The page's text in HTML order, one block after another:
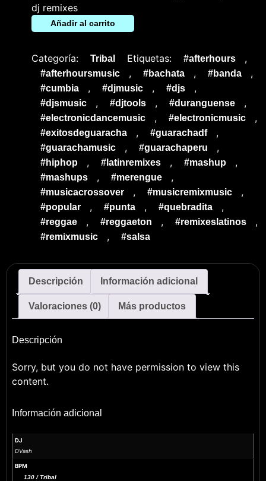
dj remixes
Añadir al carrito
Categoría: Tribal Etiquetas: #afterhours ,
#afterhoursmusic , #bachata , #banda ,
#cumbia , #djmusic , #djs ,
#djsmusic , #djtools , #duranguense ,
#electronicdancemusic , #electronicmusic ,
#exitosdeguaracha , #guarachadf ,
#guarachamusic , #guarachaperu ,
#hiphop , #latinremixes , #mashup ,
#mashups , #merengue ,
#musicacrossover , #musicremixmusic ,
#popular , #punta , #quebradita ,
#reggae , #reggaeton , #remixeslatinos ,
#remixmusic , #salsa
Descripción Información adicional
Valoraciones (0) Más productos
Descripción
Sorry, but you do not have permission to view this
content.
Información adicional
DJ
DVash
BPM
130 / Tribal